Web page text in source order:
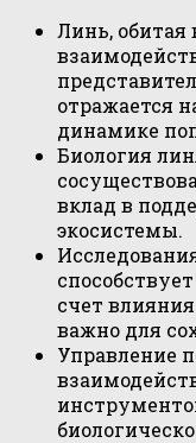
Линь, обитая
отражается
динамике
Биология
вклад в
экосистемы.
счет
важно для
Управление